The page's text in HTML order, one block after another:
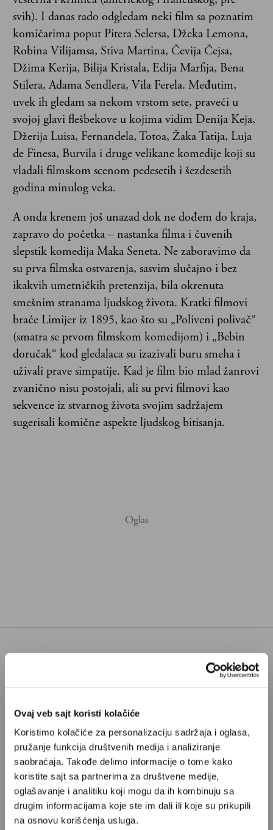
Ovaj veb sajt koristi kolačiće
Koristimo kolačiće za personalizaciju sadržaja i oglasa,
pružanje funkcija društvenih medija i analiziranje
saobraćaja. Takođe delimo informacije o tome kako
koristite sajt sa partnerima za društvene medije,
oglašavanje i analitiku koji mogu da ih kombinuju sa
drugim informacijama koje ste im dali ili koje su prikupili
na osnovu korišćenja usluga.
svih). I danas rado odgledam neki film sa poznatim
komičarima poput Pitera Selersa, Džeka Lemona,
Robina Vilijamsa, Stiva Martina, Čevija Čejsa,
Džima Kerija, Bilija Kristala, Edija Marfija, Bena
Stilera, Adama Sendlera, Vila Ferela. Međutim,
uvek ih gledam sa nekom vrstom sete, praveći u
svojoj glavi flešbekove u kojima vidim Denija Keja,
Džerija Luisa, Fernandela, Totoa, Žaka Tatija, Luja
de Finesa, Burvila i druge velikane komedije koji su
vladali filmskom scenom pedesetih i šezdesetih
godina minulog veka.
A onda krenem još unazad dok ne dođem do kraja,
zapravo do početka – nastanka filma i čuvenih
slepstik komedija Maka Seneta. Ne zaboravimo da
su prva filmska ostvarenja, sasvim slučajno i bez
ikakvih umetničkih pretenzija, bila okrenuta
smešnim stranama ljudskog života. Kratki filmovi
braće Limijer iz 1895, kao što su „Poliveni polivač“
(smatra se prvom filmskom komedijom) i „Bebin
doručak“ kod gledalaca su izazivali buru smeha i
uživali prave simpatije. Kad je film bio mlad žanrovi
zvanično nisu postojali, ali su prvi filmovi kao
sekvence iz stvarnog života svojim sadržajem
sugerisali komične aspekte ljudskog bitisanja.
Poštovani, da biste nastavili sa čitanjem naših
Pretplata
Već imate nalog?Ulogujte se
Nikola Božilovićje sociolog kulture, redovni profesor
Univerziteta u Nišu